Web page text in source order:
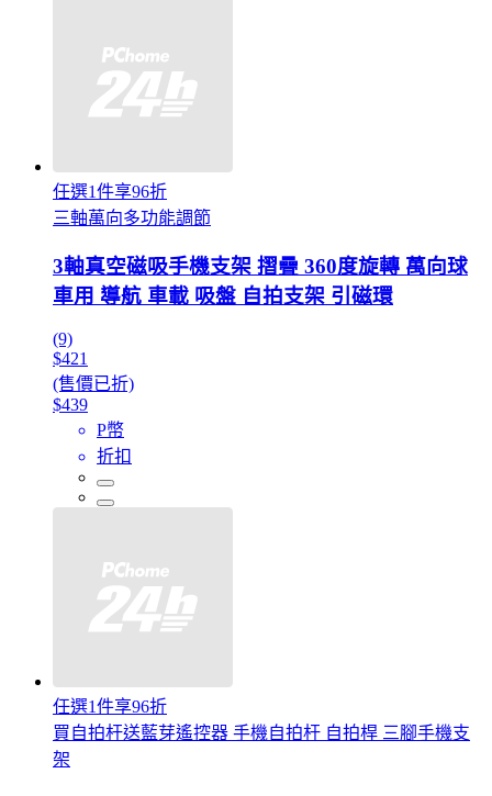
任選1件享96折
三軸萬向多功能調節
3軸真空磁吸手機支架 摺疊 360度旋轉 萬向球
車用 導航 車載 吸盤 自拍支架 引磁環
(9)
$421
(售價已折)
$439
P幣
折扣
任選1件享96折
買自拍杆送藍芽遙控器 手機自拍杆 自拍桿 三腳手機支
架